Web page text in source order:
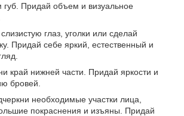
губ. Придай объем и визуальное
глаз, уголки или сделай
Придай себе яркий, естественный и
край нижней части. Придай яркости и
бровей.
необходимые участки лица,
покраснения и изъяны. Придай